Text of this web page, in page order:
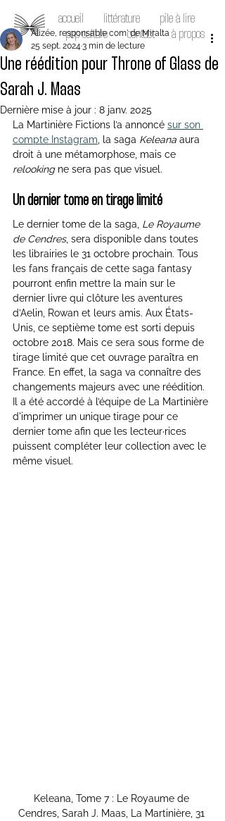
Une réédition pour Throne of Glass de
Sarah J. Maas
Alizée, responsable com' de Miralta
25 sept. 20243 min de lecture
Dernière mise à jour : 8 janv. 2025
La Martinière Fictions l’a annoncé sur son
compte Instagram , la saga Keleana aura
droit à une métamorphose, mais ce
relooking ne sera pas que visuel.
Un dernier tome en tirage limité
Le dernier tome de la saga, Le Royaume
de Cendres, sera disponible dans toutes
les librairies le 31 octobre prochain. Tous
les fans français de cette saga fantasy
pourront enfin mettre la main sur le
dernier livre qui clôture les aventures
d’Aelin, Rowan et leurs amis. Aux États-
Unis, ce septième tome est sorti depuis
octobre 2018. Mais ce sera sous forme de
tirage limité que cet ouvrage paraîtra en
France. En effet, la saga va connaître des
changements majeurs avec une réédition.
Il a été accordé à l’équipe de La Martinière
d'imprimer un unique tirage pour ce
dernier tome afin que les lecteur·rices
puissent compléter leur collection avec le
même visuel.
Keleana, Tome 7 : Le Royaume de
Cendres, Sarah J. Maas, La Martinière, 31
accueil littérature
pile à lire
pop culture
contact à propos